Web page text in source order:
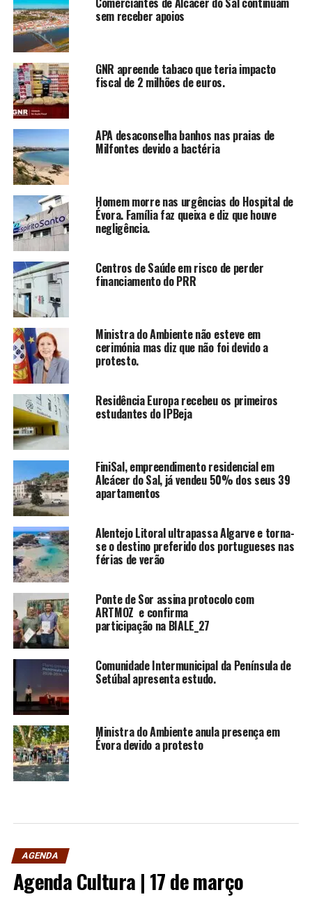
sem receber apoios
GNR apreende tabaco que teria impacto
fiscal de 2 milhões de euros.
APA desaconselha banhos nas praias de
Milfontes devido a bactéria
Homem morre nas urgências do Hospital de
Évora. Família faz queixa e diz que houve
negligência.
Centros de Saúde em risco de perder
financiamento do PRR
Ministra do Ambiente não esteve em
cerimónia mas diz que não foi devido a
protesto.
Residência Europa recebeu os primeiros
estudantes do IPBeja
FiniSal, empreendimento residencial em
Alcácer do Sal, já vendeu 50% dos seus 39
apartamentos
Alentejo Litoral ultrapassa Algarve e torna-
se o destino preferido dos portugueses nas
férias de verão
Ponte de Sor assina protocolo com
ARTMOZ e confirma
participação na BIALE_27
Comunidade Intermunicipal da Península de
Setúbal apresenta estudo.
Ministra do Ambiente anula presença em
Évora devido a protesto
AGENDA
Agenda Cultura | 17 de março